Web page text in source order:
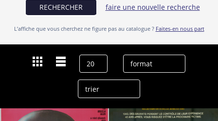
RECHERCHER faire une nouvelle recherche
L’affiche que vous cherchez ne figure pas au catalogue ? Faites-en nous part